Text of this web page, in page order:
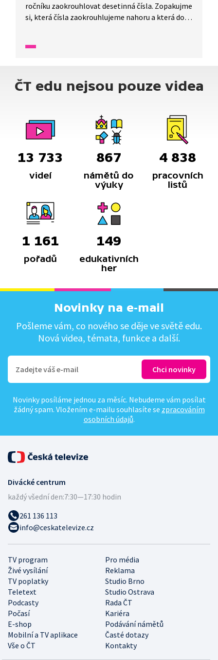
ročníku zaokrouhlovat desetinná čísla. Zopakujme
si, která čísla zaokrouhlujeme nahoru a která dolů.
ČT edu nejsou pouze videa
13 733
videí
867
námětů do
výuky
4 838
pracovních
listů
1 161
pořadů
149
edukativních
her
Novinky na e-mail
Pošleme vám, co nového se děje ve světě edu.
Nová videa, témata, funkce a další.
Novinky posíláme jednou za měsíc. Nebudeme vám posílat
žádný spam. Vložením e-mailu souhlasíte se zpracováním
osobních údajů.